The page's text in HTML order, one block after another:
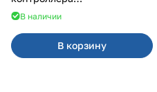
стеклоподъемников для
В наличии
В корзину